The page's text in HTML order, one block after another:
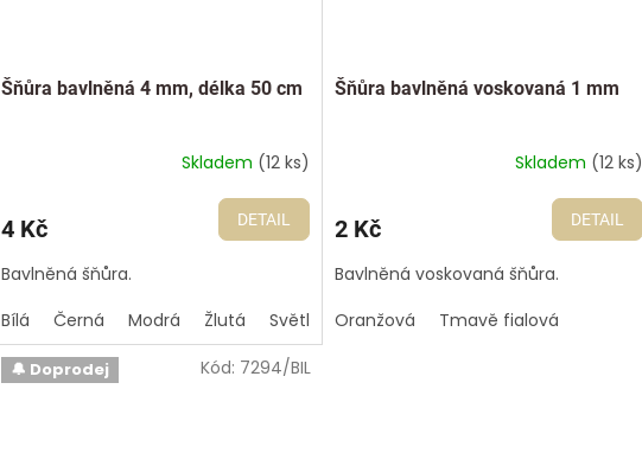
Šňůra bavlněná 4 mm, délka 50 cm
Skladem (12 ks)
4 Kč DETAIL
Bavlněná šňůra.
Bílá
Černá Modrá Žlutá Světle šedá Šedá Zelená
Šňůra bavlněná voskovaná 1 mm
Skladem (12 ks)
2 Kč DETAIL
Bavlněná voskovaná šňůra.
Oranžová
Tmavě fialová
🔔 Doprodej Kód: 7294/BIL